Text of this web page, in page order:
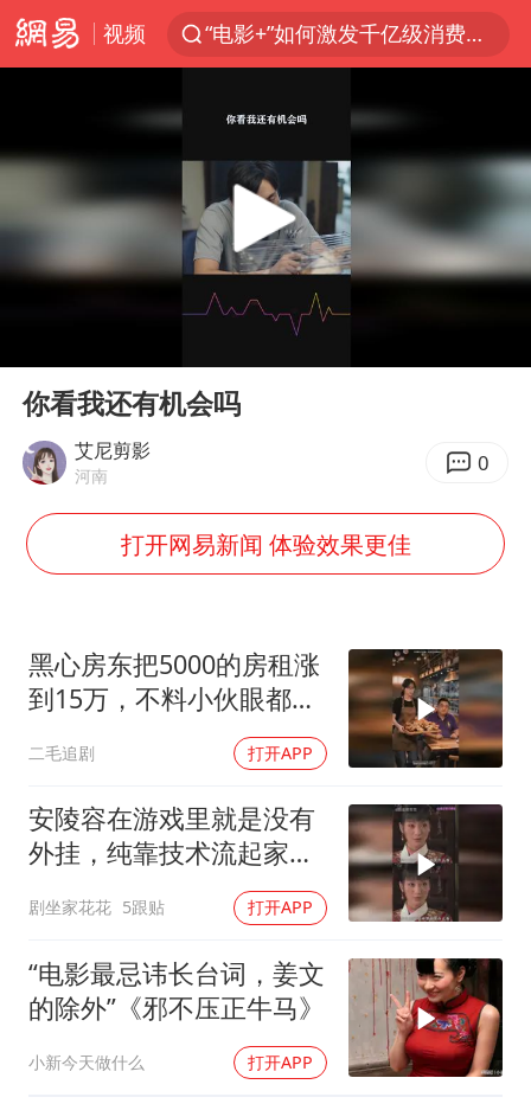
视频
“电影+”如何激发千亿级消费新活力？
曝韩国足协为外籍裁判员安排色情招待
刘国正说向鹏打得很窝囊
向鹏0-3不敌张本智和
我国外贸延续良好增长态势
广东雷州通报特教老师招聘违规事件
国防部：坚决反制任何闹海挑衅图谋
两名乘客在飞机上因调节座椅起冲突
女儿为争财产堵门阻挠父亲出殡
今日立秋你咬秋了吗
夯实基础开新局
Play
你看我还有机会吗
艾尼剪影
河南 0
打开网易新闻 体验效果更佳
黑心房东把5000的房租涨
到15万，不料小伙眼都不
二毛追剧 打开APP
安陵容在游戏里就是没有
外挂，纯靠技术流起家的
剧坐家花花 5跟贴 打开APP
“电影最忌讳长台词，姜文
的除外”《邪不压正牛马》
小新今天做什么 打开APP